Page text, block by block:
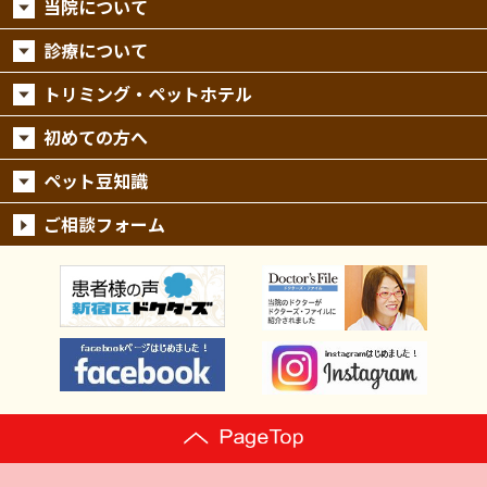
当院について
診療について
トリミング・ペットホテル
初めての方へ
ペット豆知識
ご相談フォーム